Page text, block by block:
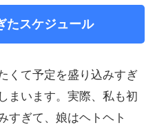
たスケジュール
くて予定を盛り込みすぎ
まいます。実際、私も初
すぎて、娘はヘトヘト